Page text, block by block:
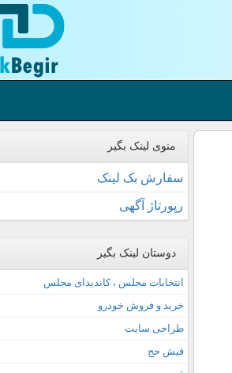
منوی لینک بگیر
سفارش بک لینک
رپورتاژ آگهی
دوستان لینک بگیر
انتخابات مجلس ، کاندیدای مجلس
خرید و فروش خودرو
طراحی سایت
فیش حج